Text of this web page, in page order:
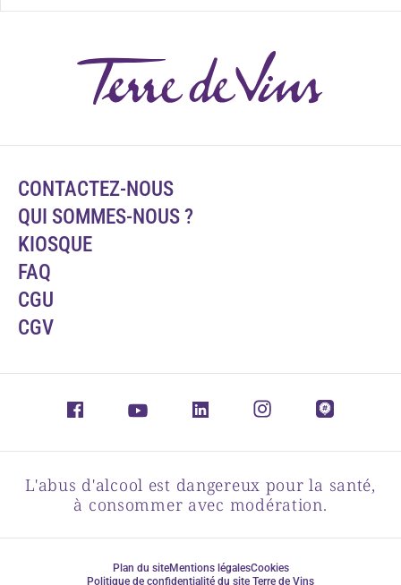
CONTACTEZ-NOUS
QUI SOMMES-NOUS ?
KIOSQUE
FAQ
CGU
CGV
L'abus d'alcool est dangereux pour la santé,
à consommer avec modération.
Plan du siteMentions légalesCookies
Politique de confidentialité du site Terre de Vins